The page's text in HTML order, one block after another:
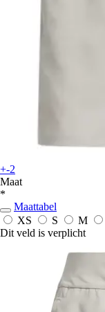
+-2
Maat
*
Maattabel
XS
S M
Dit veld is verplicht